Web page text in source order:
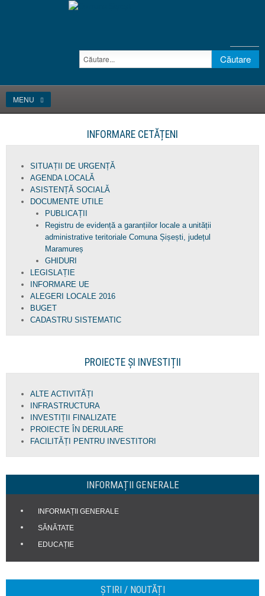
MENU
INFORMARE CETĂȚENI
SITUAȚII DE URGENȚĂ
AGENDA LOCALĂ
ASISTENȚĂ SOCIALĂ
DOCUMENTE UTILE
PUBLICAȚII
Registru de evidență a garanțiilor locale a unității
administrative teritoriale Comuna Șișești, județul
Maramureș
GHIDURI
LEGISLAȚIE
INFORMARE UE
ALEGERI LOCALE 2016
BUGET
CADASTRU SISTEMATIC
PROIECTE ȘI INVESTIȚII
ALTE ACTIVITĂȚI
INFRASTRUCTURA
INVESTIȚII FINALIZATE
PROIECTE ÎN DERULARE
FACILITĂȚI PENTRU INVESTITORI
INFORMAȚII GENERALE
INFORMAȚII GENERALE
SĂNĂTATE
EDUCAȚIE
ȘTIRI / NOUTĂȚI